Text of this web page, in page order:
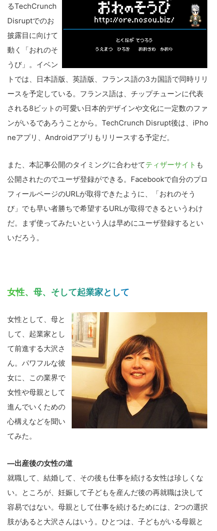
るTechCrunch
Disruptでのお
披露目に向けて
動く「おれのそ
うび」。イベン
トでは、日本語版、英語版、フランス語の3カ国語で同時リリ
ースを予定している。フランス語は、チップチューンに代表
される8ビットの可愛い日本的デザインや文化に一定数のファ
ンがいるであろうことから。TechCrunch Disrupt後は、iPho
neアプリ、Androidアプリもリリースする予定だ。
また、本記事公開のタイミングに合わせてティザーサイト も
公開されたのでユーザ登録ができる。Facebookで自分のプロ
フィールページのURLが取得できたように、「おれのそう
び」でも早い者勝ちで希望するURLが取得できるというわけ
だ。まず使ってみたいという人は早めにユーザ登録するとい
いだろう。
女性、母、そして起業家として
女性として、母と
して、起業家とし
て前進する大沢さ
ん。パワフルな彼
女に、この業界で
女性や母親として
進んでいくための
心構えなどを聞い
てみた。
—出産後の女性の道
就職して、結婚して、その後も仕事を続ける女性は珍しくな
い。ところが、妊娠して子どもを産んだ後の再就職は決して
容易ではない。母親として仕事を続けるためには、2つの選択
肢があると大沢さんはいう。ひとつは、子どもがいる母親と
こ
の
サ
イ
ト
検
索
す
る